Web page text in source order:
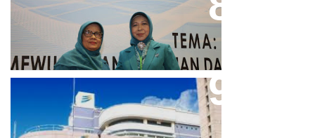
Perpres No.99/2017 Bisa Jadi
Acuan Semangat Pengabdian
Aher Minta Pemerintah Pusat
Masukan Kembali BJB Sebagai
Penyalur KUR